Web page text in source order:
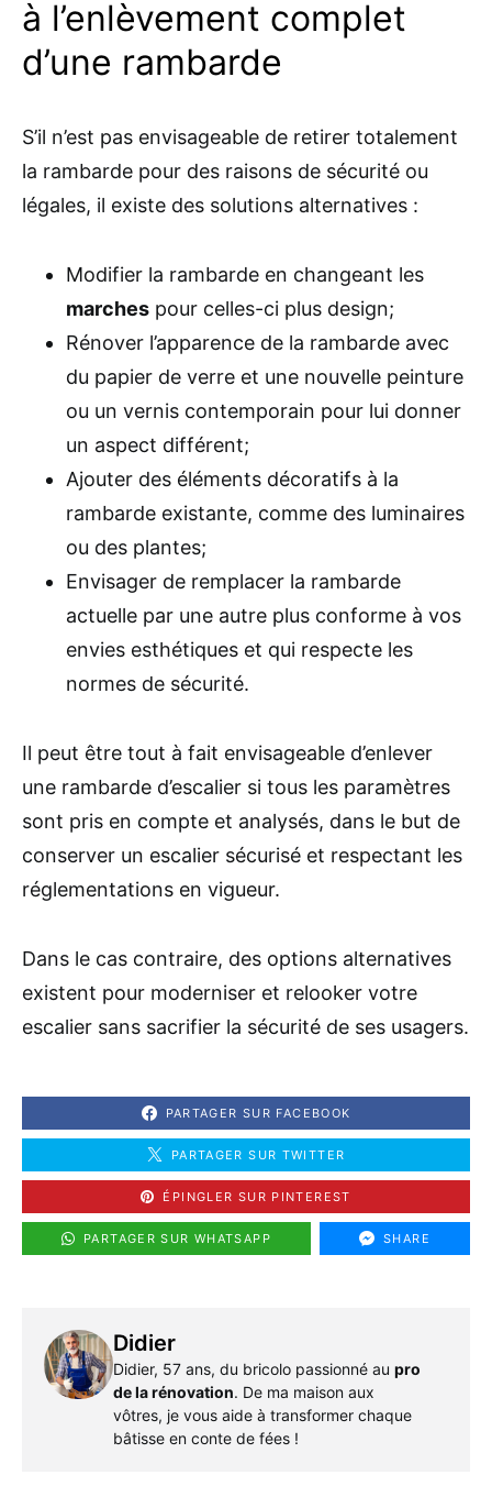
à l’enlèvement complet
d’une rambarde
S’il n’est pas envisageable de retirer totalement
la rambarde pour des raisons de sécurité ou
légales, il existe des solutions alternatives :
Modifier la rambarde en changeant les
marches pour celles-ci plus design;
Rénover l’apparence de la rambarde avec
du papier de verre et une nouvelle peinture
ou un vernis contemporain pour lui donner
un aspect différent;
Ajouter des éléments décoratifs à la
rambarde existante, comme des luminaires
ou des plantes;
Envisager de remplacer la rambarde
actuelle par une autre plus conforme à vos
envies esthétiques et qui respecte les
normes de sécurité.
Il peut être tout à fait envisageable d’enlever
une rambarde d’escalier si tous les paramètres
sont pris en compte et analysés, dans le but de
conserver un escalier sécurisé et respectant les
réglementations en vigueur.
Dans le cas contraire, des options alternatives
existent pour moderniser et relooker votre
escalier sans sacrifier la sécurité de ses usagers.
PARTAGER SUR FACEBOOK
PARTAGER SUR TWITTER
ÉPINGLER SUR PINTEREST
PARTAGER SUR WHATSAPP SHARE
Didier
Didier, 57 ans, du bricolo passionné au pro
de la rénovation. De ma maison aux
vôtres, je vous aide à transformer chaque
bâtisse en conte de fées !